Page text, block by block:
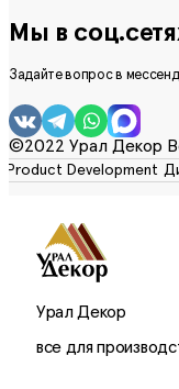
Мы в
Задайте вопрос в
©2022 Урал Декор
Урал Декор
все для